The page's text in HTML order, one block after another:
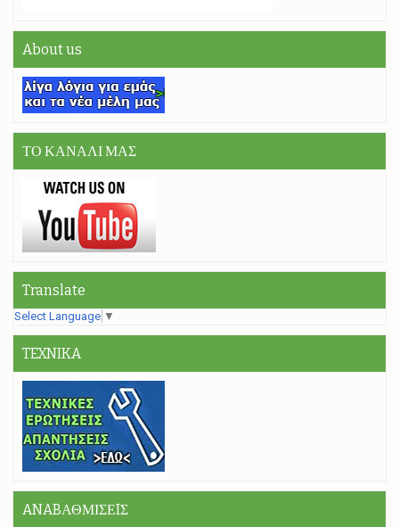
About us
ΤΟ ΚΑΝΑΛΙ ΜΑΣ
Translate
Select Language ▼
TEXNIKA
ANABΑΘΜΙΣΕIΣ